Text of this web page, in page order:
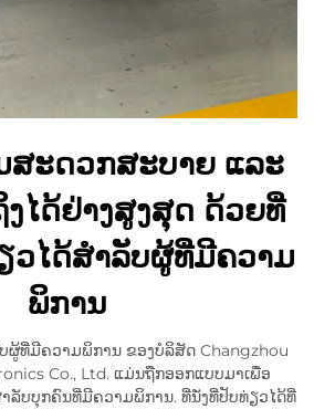
ສະດວກສະບາຍ ແລະ
ງໄດ້ຢ່າງສູງສຸດ ດ້ວຍທີ່
ວໄດ້ສຳລັບຜູ້ທີ່ມີຄວາມ
ພິການ
ຜູ້ທີ່ມີຄວາມພິການ ຂອງບໍລິສັດ Changzhou
Co., Ltd. ແມ່ນຖືກອອກແບບມາເພື່ອ
ລັບບຸກຄົນທີ່ມີຄວາມພິການ. ທີ່ນັ່ງທີ່ປັບທ່ຽວໄດ້ທີ່